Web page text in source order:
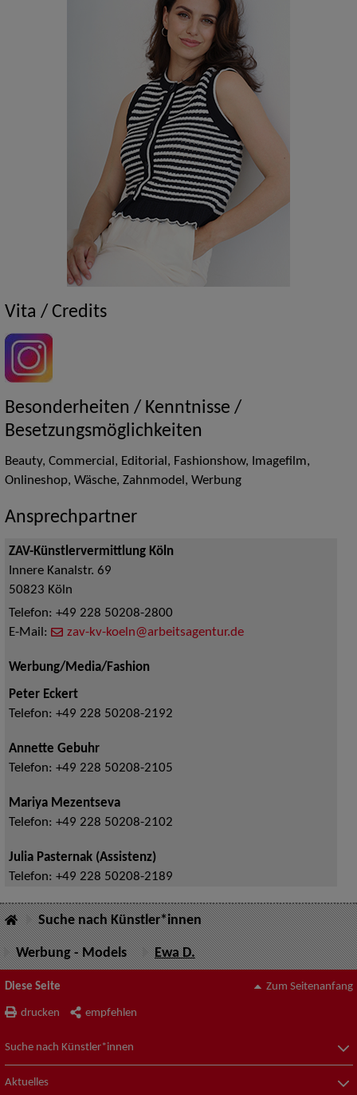
Vita / Credits
Besonderheiten / Kenntnisse /
Besetzungsmöglichkeiten
Beauty, Commercial, Editorial, Fashionshow, Imagefilm,
Onlineshop, Wäsche, Zahnmodel, Werbung
Ansprechpartner
ZAV-Künstlervermittlung Köln
Innere Kanalstr. 69
50823 Köln
Telefon: +49 228 50208-2800
E-Mail:
zav-kv-koeln@arbeitsagentur.de
Werbung/Media/Fashion
Peter Eckert
Telefon: +49 228 50208-2192
Annette Gebuhr
Telefon: +49 228 50208-2105
Mariya Mezentseva
Telefon: +49 228 50208-2102
Julia Pasternak (Assistenz)
Telefon: +49 228 50208-2189
Suche nach Künstler*innen
Werbung - Models Ewa D.
Diese Seite
drucken empfehlen
Zum Seitenanfang
Suche nach Künstler*innen
Aktuelles